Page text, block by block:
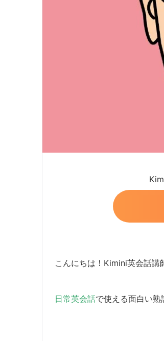
こんにちは！Kimini英会話講
日常英会話で使える面白い熟